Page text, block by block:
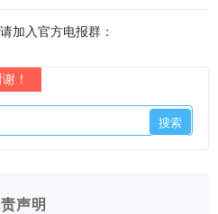
加入官方电报群：
！
声明